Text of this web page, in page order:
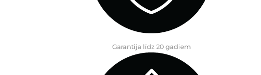
Garantija līdz 20 gadiem